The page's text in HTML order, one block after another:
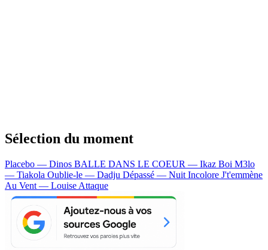
Sélection du moment
Placebo — Dinos BALLE DANS LE COEUR — Ikaz Boi M3lo
— Tiakola Oublie-le — Dadju Dépassé — Nuit Incolore J't'emmène
Au Vent — Louise Attaque